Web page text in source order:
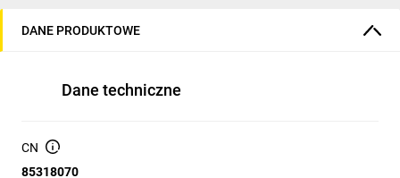
Świeci w sposób ciągły.
DANE PRODUKTOWE
Dane techniczne
CN
85318070